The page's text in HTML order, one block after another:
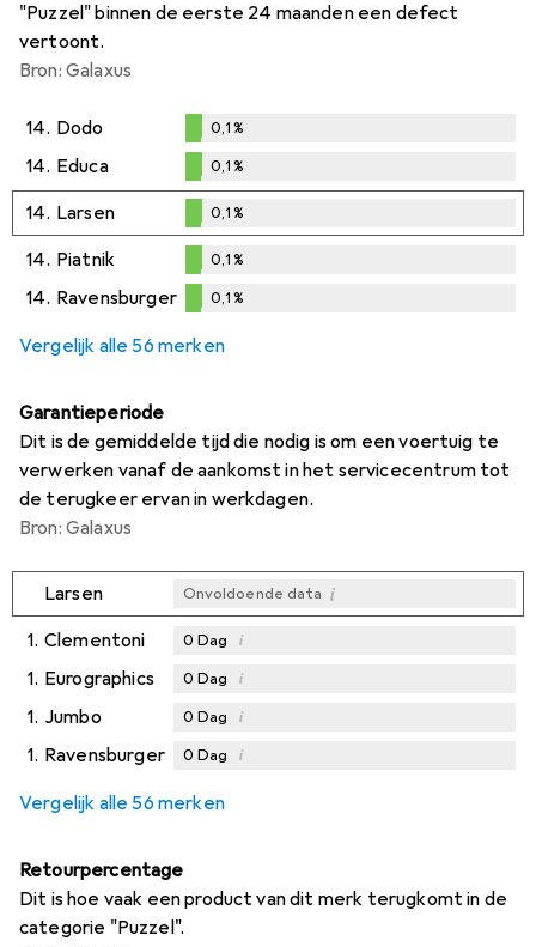
"Puzzel" binnen de eerste 24 maanden een defect
vertoont.
Bron: Galaxus
14. Dodo
%
0,1%
14. Educa
0,1%
0,1%
14. Larsen
0,1%
0,1%
14. Piatnik
%
0,1%
14. Ravensburger 0,1%
Vergelijk alle 56 merken
Garantieperiode
Dit is de gemiddelde tijd die nodig is om een voertuig te
verwerken vanaf de aankomst in het servicecentrum tot
de terugkeer ervan in werkdagen.
Bron: Galaxus
Larsen Onvoldoende data i
1. Clementoni 0 Dag i
1. Eurographics 0 Dag i
1. Jumbo 0 Dag i
1. Ravensburger 0 Dag i
Vergelijk alle 56 merken
Retourpercentage
Dit is hoe vaak een product van dit merk terugkomt in de
categorie "Puzzel".